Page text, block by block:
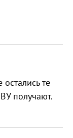
те
получают.